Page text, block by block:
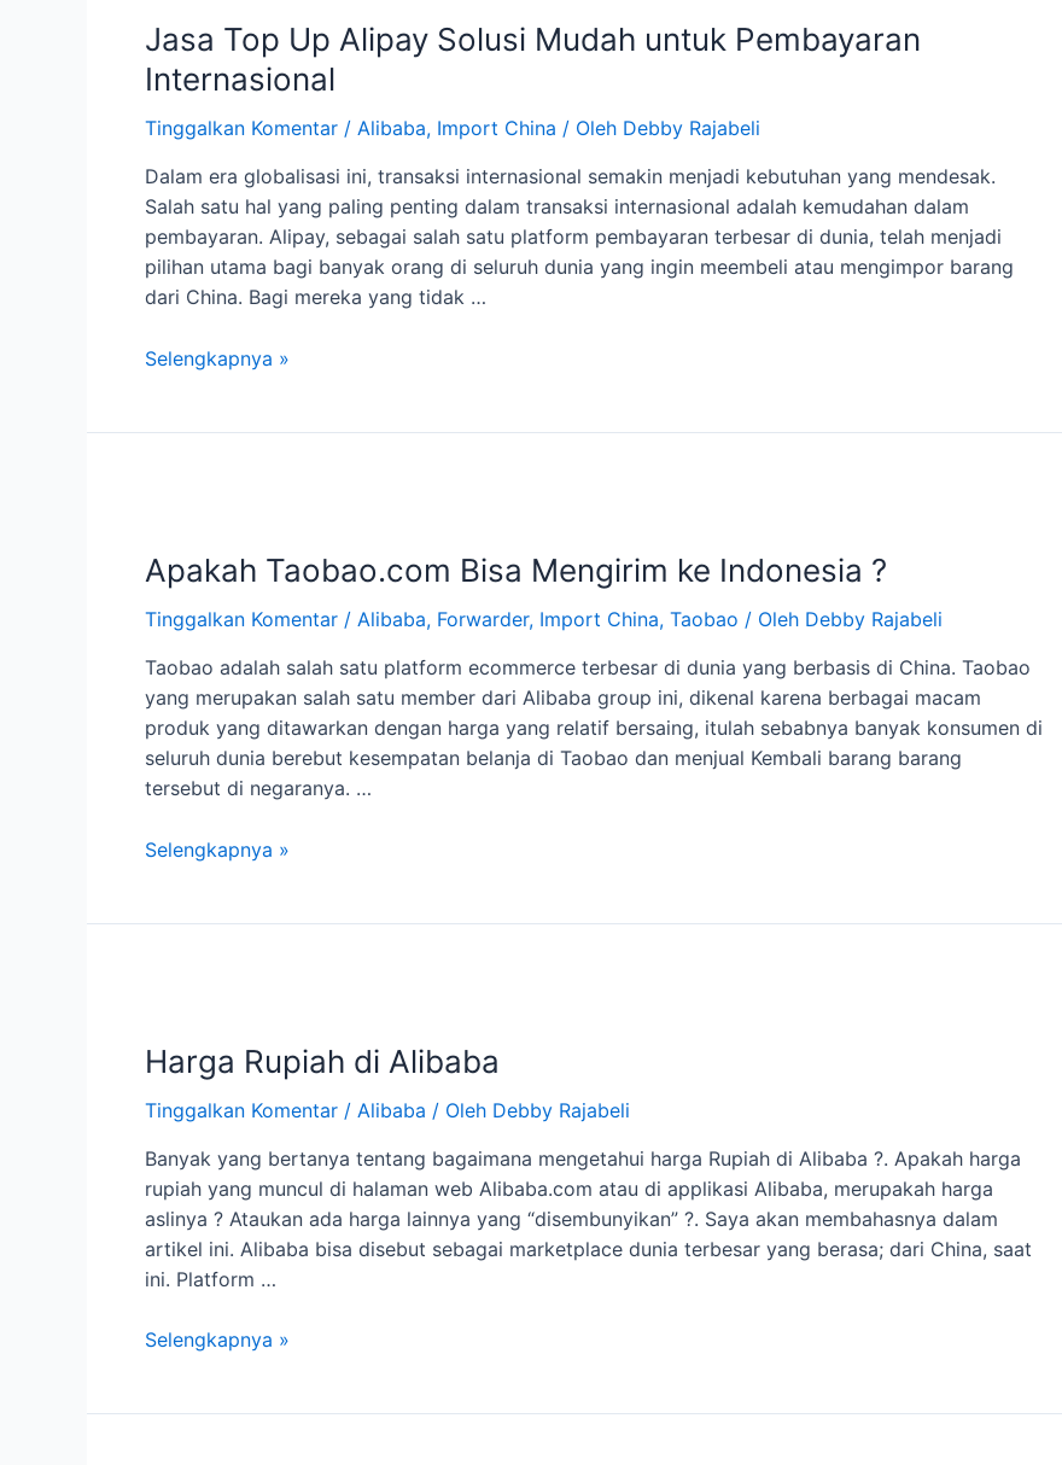
Jasa Top Up Alipay Solusi Mudah untuk Pembayaran
Internasional
Tinggalkan Komentar / Alibaba, Import China / Oleh Debby Rajabeli
Dalam era globalisasi ini, transaksi internasional semakin menjadi kebutuhan yang mendesak.
Salah satu hal yang paling penting dalam transaksi internasional adalah kemudahan dalam
pembayaran. Alipay, sebagai salah satu platform pembayaran terbesar di dunia, telah menjadi
pilihan utama bagi banyak orang di seluruh dunia yang ingin meembeli atau mengimpor barang
dari China. Bagi mereka yang tidak …
Jasa
Pembayaran
Selengkapnya »
Apakah Taobao.com Bisa Mengirim ke Indonesia ?
Tinggalkan Komentar / Alibaba, Forwarder, Import China, Taobao / Oleh Debby Rajabeli
Taobao adalah salah satu platform ecommerce terbesar di dunia yang berbasis di China. Taobao
yang merupakan salah satu member dari Alibaba group ini, dikenal karena berbagai macam
produk yang ditawarkan dengan harga yang relatif bersaing, itulah sebabnya banyak konsumen di
seluruh dunia berebut kesempatan belanja di Taobao dan menjual Kembali barang barang
tersebut di negaranya. …
Apakah
Selengkapnya »
Harga Rupiah di Alibaba
Tinggalkan Komentar / Alibaba / Oleh Debby Rajabeli
Banyak yang bertanya tentang bagaimana mengetahui harga Rupiah di Alibaba ?. Apakah harga
rupiah yang muncul di halaman web Alibaba.com atau di applikasi Alibaba, merupakah harga
aslinya ? Ataukan ada harga lainnya yang “disembunyikan” ?. Saya akan membahasnya dalam
artikel ini. Alibaba bisa disebut sebagai marketplace dunia terbesar yang berasa; dari China, saat
ini. Platform …
Harga
Selengkapnya »